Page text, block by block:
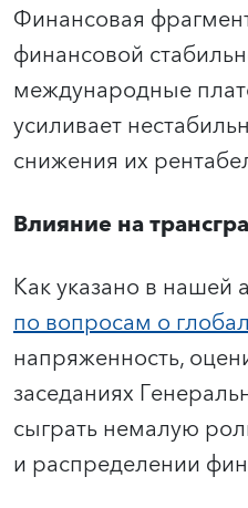
Финансовая
финансовой
международные
усиливает
снижения их
Влияние на
Как указано в нашей
по вопросам о
напряженность,
заседаниях
сыграть немалую
и распределении